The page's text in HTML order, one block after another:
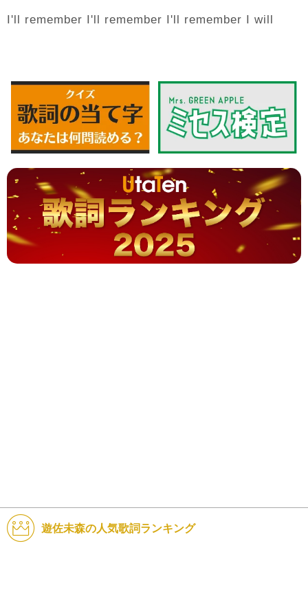
I'll remember I'll remember I'll remember I will
遊佐未森の人気歌詞ランキング